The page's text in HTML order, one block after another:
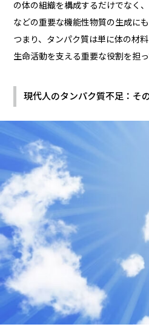
の体の組織を構成するだけでなく
などの重要な機能性物質の生成にも
つまり、タンパク質は単に体の材
生命活動を支える重要な役割を担っ
現代人のタンパク質不足：そ